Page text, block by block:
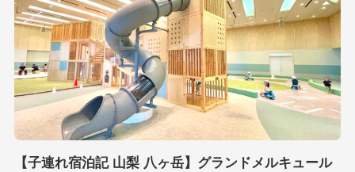
【子連れ宿泊記 山梨 八ヶ岳】グランドメルキュール